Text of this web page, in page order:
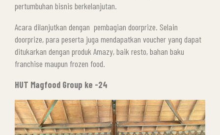
pertumbuhan bisnis berkelanjutan.
Acara dilanjutkan dengan pembagian doorprize. Selain
doorprize, para peserta juga mendapatkan voucher yang dapat
ditukarkan dengan produk Amazy, baik resto, bahan baku
franchise maupun frozen food.
HUT Magfood Group ke -24